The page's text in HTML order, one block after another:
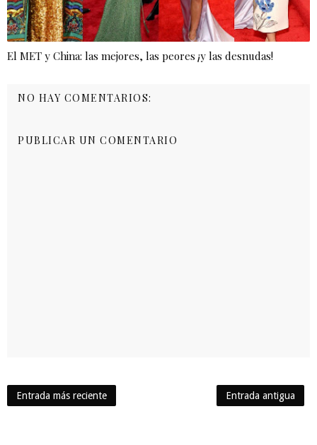
El MET y China: las mejores, las peores ¡y las desnudas!
NO HAY COMENTARIOS:
PUBLICAR UN COMENTARIO
Entrada más reciente Entrada antigua